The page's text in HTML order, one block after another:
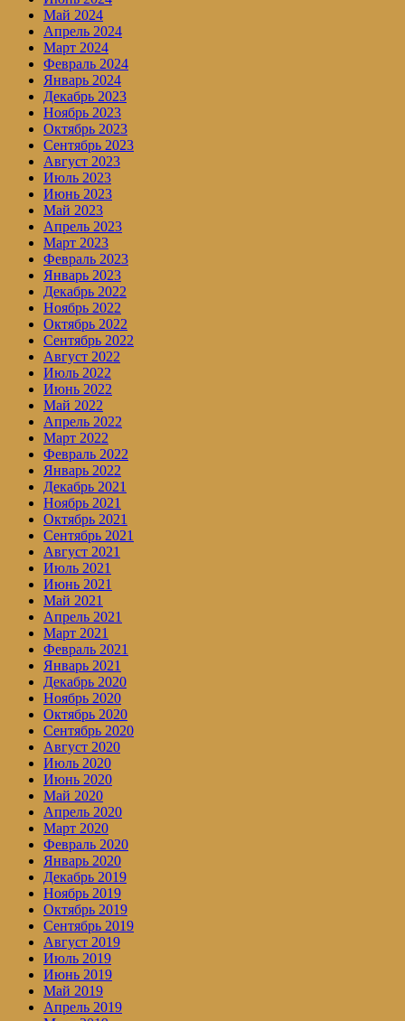
Май 2024
Апрель 2024
Март 2024
Февраль 2024
Январь 2024
Декабрь 2023
Ноябрь 2023
Октябрь 2023
Сентябрь 2023
Август 2023
Июль 2023
Июнь 2023
Май 2023
Апрель 2023
Март 2023
Февраль 2023
Январь 2023
Декабрь 2022
Ноябрь 2022
Октябрь 2022
Сентябрь 2022
Август 2022
Июль 2022
Июнь 2022
Май 2022
Апрель 2022
Март 2022
Февраль 2022
Январь 2022
Декабрь 2021
Ноябрь 2021
Октябрь 2021
Сентябрь 2021
Август 2021
Июль 2021
Июнь 2021
Май 2021
Апрель 2021
Март 2021
Февраль 2021
Январь 2021
Декабрь 2020
Ноябрь 2020
Октябрь 2020
Сентябрь 2020
Август 2020
Июль 2020
Июнь 2020
Май 2020
Апрель 2020
Март 2020
Февраль 2020
Январь 2020
Декабрь 2019
Ноябрь 2019
Октябрь 2019
Сентябрь 2019
Август 2019
Июль 2019
Июнь 2019
Май 2019
Апрель 2019